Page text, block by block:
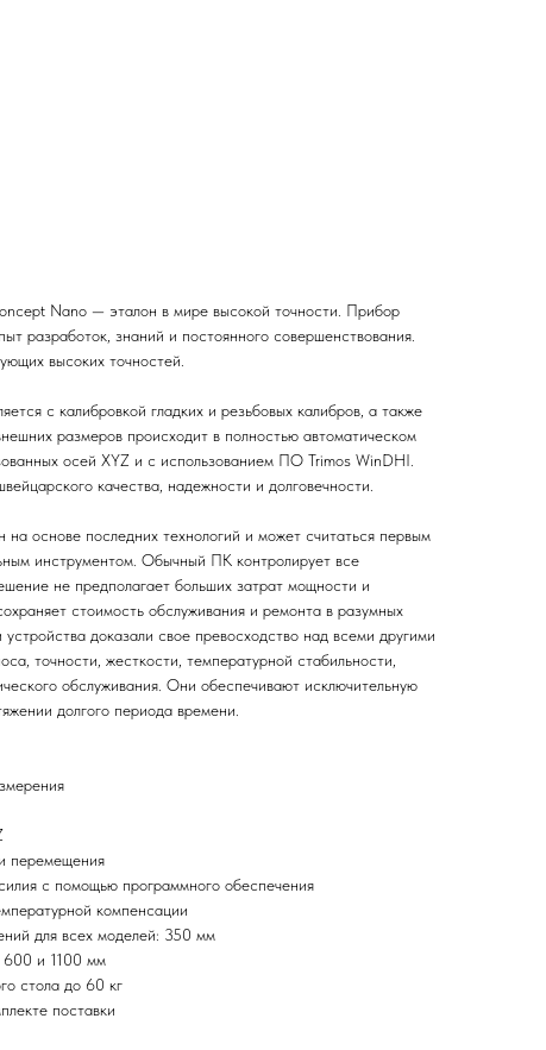
Nano — эталон в мире высокой точности. Прибор
разработок, знаний и постоянного совершенствования.
высоких точностей.
с калибровкой гладких и резьбовых калибров, а также
размеров происходит в полностью автоматическом
осей XYZ и с использованием ПО Trimos WinDHI.
качества, надежности и долговечности.
на основе последних технологий и может считаться первым
инструментом. Обычный ПК контролирует все
не предполагает больших затрат мощности и
стоимость обслуживания и ремонта в разумных
доказали свое превосходство над всеми другими
точности, жесткости, температурной стабильности,
обслуживания. Они обеспечивают исключительную
долгого периода времени.
перемещения
с помощью программного обеспечения
компенсации
для всех моделей: 350 мм
600 и 1100 мм
стола до 60 кг
поставки